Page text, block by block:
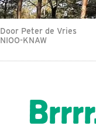
Door Peter de Vries
NIOO-KNAW